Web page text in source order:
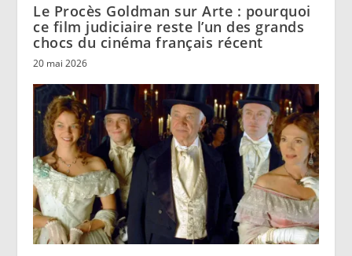
Le Procès Goldman sur Arte : pourquoi
ce film judiciaire reste l’un des grands
chocs du cinéma français récent
20 mai 2026